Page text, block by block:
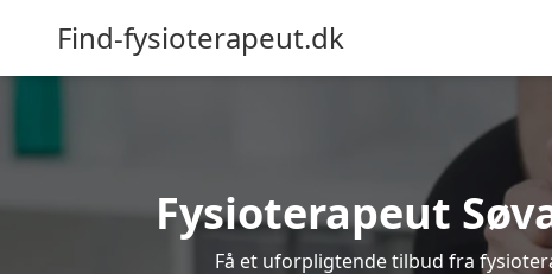
Find-fysioterapeut.dk
Fysioterapeut
Få et uforpligtende tilbud fra